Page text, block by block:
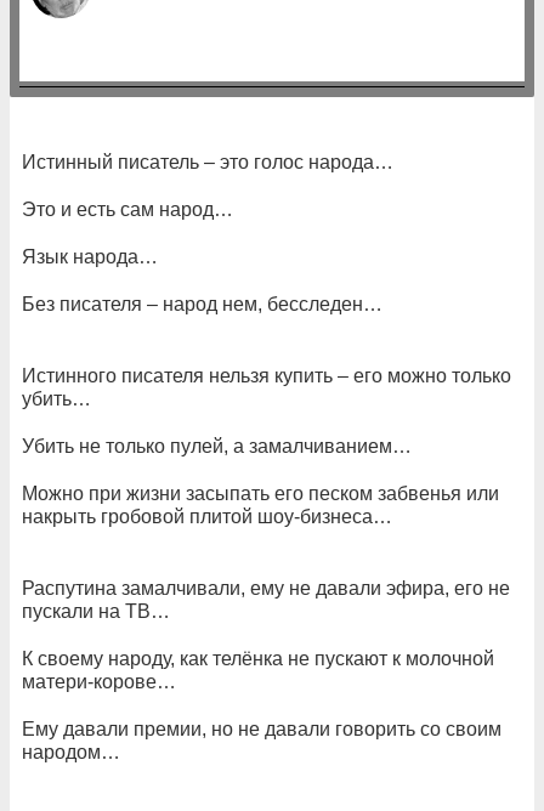
Истинный писатель – это голос народа…
Это и есть сам народ…
Язык народа…
Без писателя – народ нем, бесследен…
Истинного писателя нельзя купить – его можно только
убить…
Убить не только пулей, а замалчиванием…
Можно при жизни засыпать его песком забвенья или
накрыть гробовой плитой шоу-бизнеса…
Распутина замалчивали, ему не давали эфира, его не
пускали на ТВ…
К своему народу, как телёнка не пускают к молочной
матери-корове…
Ему давали премии, но не давали говорить со своим
народом…